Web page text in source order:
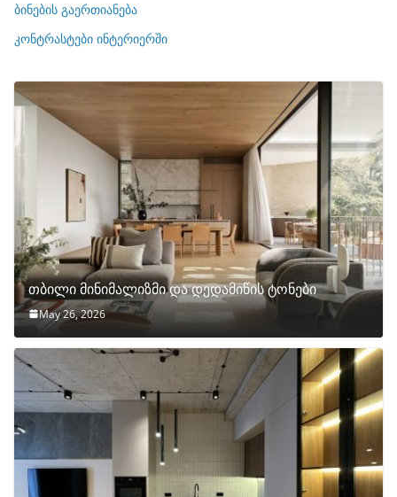
ბ
ი
ბინების გაერთიანება
კონტრასტები ინტერიერში
თბილი მინიმალიზმი და დედამიწის ტონები
May 26, 2026